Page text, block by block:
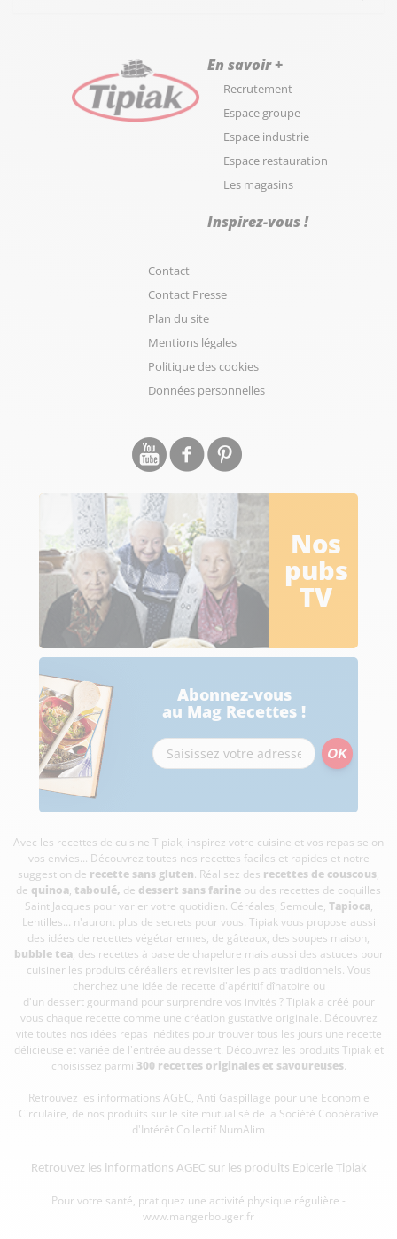
En savoir +
Recrutement
Espace groupe
Espace industrie
Espace restauration
Les magasins
Inspirez-vous !
Contact
Contact Presse
Plan du site
Mentions légales
Politique des cookies
Données personnelles
Nos
pubs
TV
Abonnez-vous
au Mag Recettes !
Avec les recettes de cuisine Tipiak, inspirez votre cuisine et vos repas selon
vos envies... Découvrez toutes nos recettes faciles et rapides et notre
suggestion de recette sans gluten. Réalisez des recettes de couscous,
de quinoa, taboulé, de dessert sans farine ou des recettes de coquilles
Saint Jacques pour varier votre quotidien. Céréales, Semoule, Tapioca,
Lentilles... n'auront plus de secrets pour vous. Tipiak vous propose aussi
des idées de recettes végétariennes, de gâteaux, des soupes maison,
bubble tea, des recettes à base de chapelure mais aussi des astuces pour
cuisiner les produits céréaliers et revisiter les plats traditionnels. Vous
cherchez une idée de recette d'apéritif dînatoire ou
d'un dessert gourmand pour surprendre vos invités ? Tipiak a créé pour
vous chaque recette comme une création gustative originale. Découvrez
vite toutes nos idées repas inédites pour trouver tous les jours une recette
délicieuse et variée de l'entrée au dessert. Découvrez les produits Tipiak et
choisissez parmi 300 recettes originales et savoureuses.
Retrouvez les informations AGEC, Anti Gaspillage pour une Economie
Circulaire, de nos produits sur le site mutualisé de la Société Coopérative
d'Intérêt Collectif NumAlim
Retrouvez les informations AGEC sur les produits Epicerie Tipiak
Pour votre santé, pratiquez une activité physique régulière -
www.mangerbouger.fr